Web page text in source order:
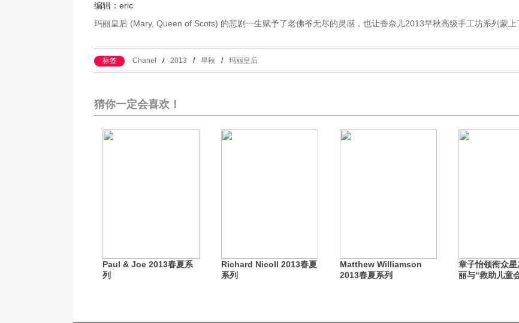
编辑：eric
玛丽皇后 (Mary, Queen of Scots) 的悲剧一生赋予了老佛爷无尽的灵感，也让香奈儿2013早秋高级手工坊系列蒙上
标签 Chanel / 2013 / 早秋 / 玛丽皇后
猜你一定会喜欢！
Paul & Joe 2013春夏系
列
Richard Nicoll 2013春夏
系列
Matthew Williamson
2013春夏系列
章子怡领衔众
丽与“救助儿童